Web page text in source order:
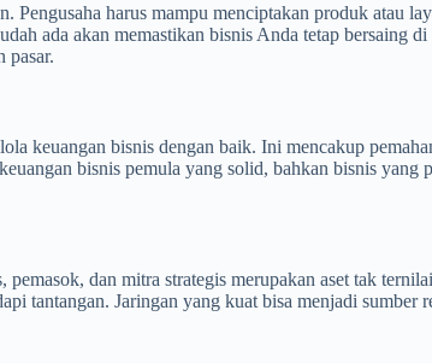
harus mampu menciptakan produk atau
ada akan memastikan bisnis Anda tetap bersaing
pasar.
keuangan bisnis dengan baik. Ini mencakup
bisnis pemula yang solid, bahkan bisnis
dan mitra strategis merupakan aset tak
tantangan. Jaringan yang kuat bisa menjadi sumber